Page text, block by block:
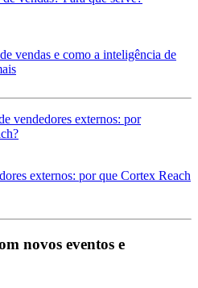
vendas e como a inteligência de
externos: por que Cortex Reach
novos eventos e